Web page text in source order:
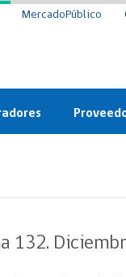
MercadoPúblico
132.